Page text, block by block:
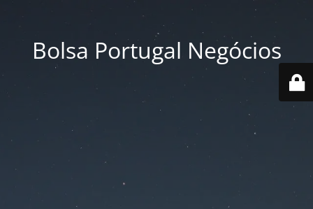
Bolsa Portugal Negócios